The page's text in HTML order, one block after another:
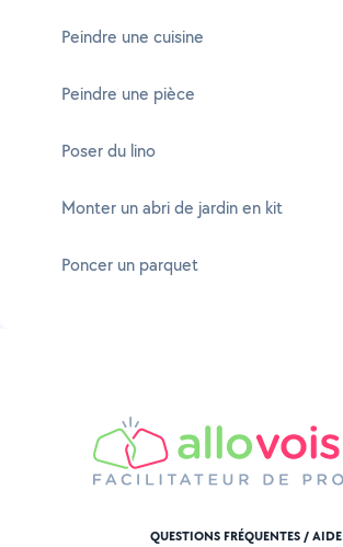
Peindre une cuisine
Peindre une pièce
Poser du lino
Monter un abri de jardin en kit
Poncer un parquet
QUESTIONS FRÉQUENTES / AIDE